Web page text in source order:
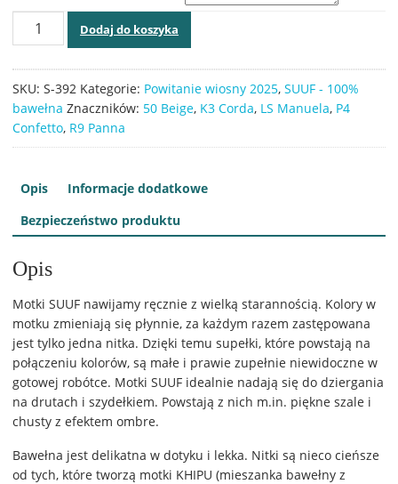
ilość
Powitanie
–
SUUF
–
Dodaj do koszyka
SKU: S-392 Kategorie: Powitanie wiosny 2025, SUUF - 100%
bawełna Znaczników: 50 Beige, K3 Corda, LS Manuela, P4
Confetto, R9 Panna
Opis
Informacje dodatkowe
Bezpieczeństwo produktu
Opis
Motki SUUF nawijamy ręcznie z wielką starannością. Kolory w
motku zmieniają się płynnie, za każdym razem zastępowana
jest tylko jedna nitka. Dzięki temu supełki, które powstają na
połączeniu kolorów, są małe i prawie zupełnie niewidoczne w
gotowej robótce. Motki SUUF idealnie nadają się do dziergania
na drutach i szydełkiem. Powstają z nich m.in. piękne szale i
chusty z efektem ombre.
Bawełna jest delikatna w dotyku i lekka. Nitki są nieco cieńsze
od tych, które tworzą motki KHIPU (mieszanka bawełny z